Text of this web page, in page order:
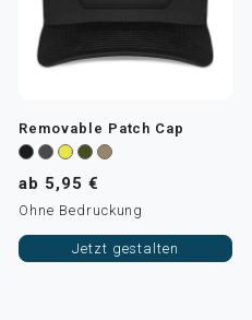
Removable Patch Cap
ab 5,95 €
Ohne Bedruckung
Jetzt gestalten